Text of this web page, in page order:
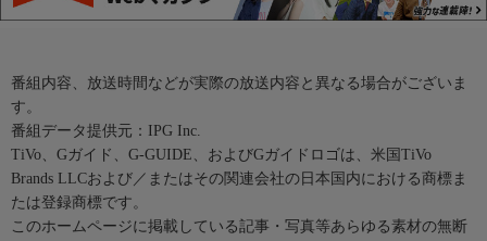
番組内容、放送時間などが実際の放送内容と異なる場合がございま
す。
番組データ提供元：IPG Inc.
TiVo、Gガイド、G-GUIDE、およびGガイドロゴは、米国TiVo
Brands LLCおよび／またはその関連会社の日本国内における商標ま
たは登録商標です。
このホームページに掲載している記事・写真等あらゆる素材の無断